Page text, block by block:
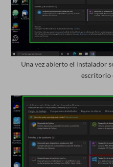
Una vez abierto el instalador
escritorio